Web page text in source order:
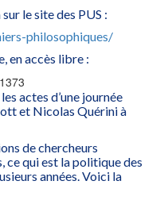
le site des PUS :
philosophiques/
en accès libre :
actes d’une journée
et Nicolas Quérini à
de chercheurs
ce qui est la politique des
années. Voici la